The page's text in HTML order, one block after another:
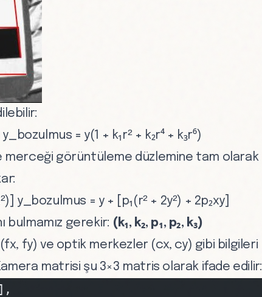
= y(1 + k₁r² + k₂r⁴ + k₃r⁶)
merceği görüntüleme düzlemine tam olarak
y_bozulmus = y + [p₁(r² + 2y²) + 2p₂xy]
bulmamız gerekir: (k₁, k₂, p₁, p₂, k₃)
fy) ve optik merkezler (cx, cy) gibi bilgileri
matrisi şu 3×3 matris olarak ifade edilir: